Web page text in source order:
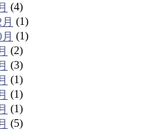
(4)
(1)
(1)
(2)
(3)
(1)
(1)
(1)
(5)